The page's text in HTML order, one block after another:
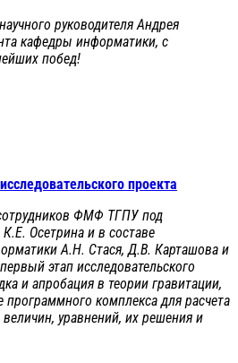
руководителя Андрея
кафедры информатики, с
побед!
проекта
ФМФ ТГПУ под
Осетрина и в составе
А.Н. Стася, Д.В. Карташова и
этап исследовательского
и апробация в теории гравитации,
комплекса для расчета
уравнений, их решения и